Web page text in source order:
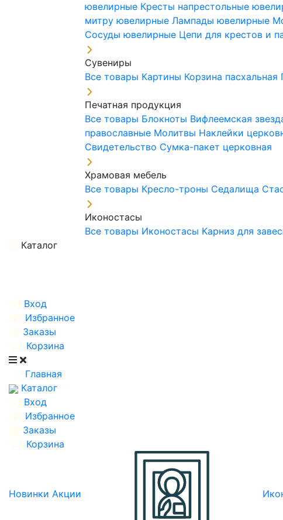
ювелирные Кресты напрестольные
митру ювелирныеЛампады ювелирные
Сосуды ювелирные Цепи для крестов и
Сувениры
Все товары Картины Корзина пасхальная
Печатная продукция
Все товары Блокноты Вифлеемская
православные Молитвы Наклейки
Свидетельство Сумка-пакет церковная
Храмовая мебель
Все товары Кресло-троны Седалища
Иконостасы
Все товары Иконостасы Карниз для
Каталог
Вход
Избранное
Заказы
Корзина
Главная
Каталог
Вход
Избранное
Заказы
Корзина
Новинки Акции